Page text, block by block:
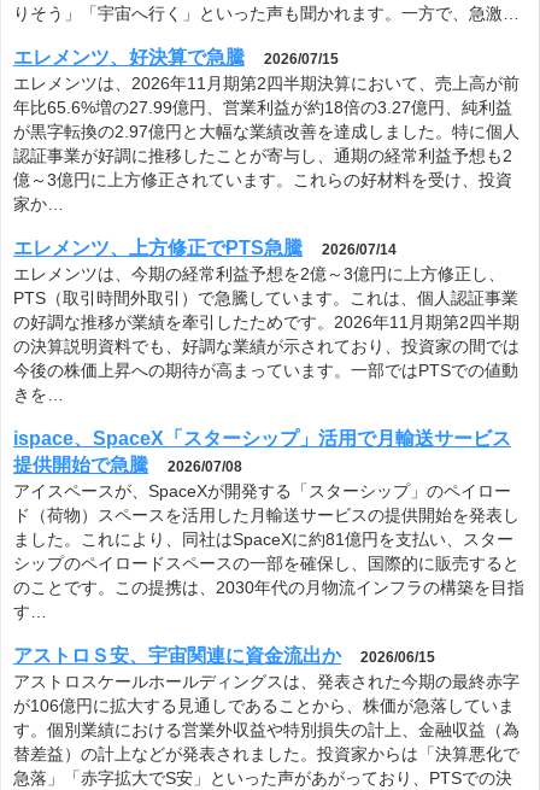
りそう」「宇宙へ行く」といった声も聞かれます。一方で、急激…
エレメンツ、好決算で急騰 2026/07/15
エレメンツは、2026年11月期第2四半期決算において、売上高が前
年比65.6%増の27.99億円、営業利益が約18倍の3.27億円、純利益
が黒字転換の2.97億円と大幅な業績改善を達成しました。特に個人
認証事業が好調に推移したことが寄与し、通期の経常利益予想も2
億～3億円に上方修正されています。これらの好材料を受け、投資
家か…
エレメンツ、上方修正でPTS急騰 2026/07/14
エレメンツは、今期の経常利益予想を2億～3億円に上方修正し、
PTS（取引時間外取引）で急騰しています。これは、個人認証事業
の好調な推移が業績を牽引したためです。2026年11月期第2四半期
の決算説明資料でも、好調な業績が示されており、投資家の間では
今後の株価上昇への期待が高まっています。一部ではPTSでの値動
きを…
ispace、SpaceX「スターシップ」活用で月輸送サービス
提供開始で急騰
2026/07/08
アイスペースが、SpaceXが開発する「スターシップ」のペイロー
ド（荷物）スペースを活用した月輸送サービスの提供開始を発表し
ました。これにより、同社はSpaceXに約81億円を支払い、スター
シップのペイロードスペースの一部を確保し、国際的に販売すると
のことです。この提携は、2030年代の月物流インフラの構築を目指
す…
アストロＳ安、宇宙関連に資金流出か 2026/06/15
アストロスケールホールディングスは、発表された今期の最終赤字
が106億円に拡大する見通しであることから、株価が急落していま
す。個別業績における営業外収益や特別損失の計上、金融収益（為
替差益）の計上などが発表されました。投資家からは「決算悪化で
急落」「赤字拡大でS安」といった声があがっており、PTSでの決